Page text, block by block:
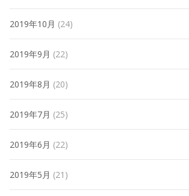
2019年10月 (24)
2019年9月 (22)
2019年8月 (20)
2019年7月 (25)
2019年6月 (22)
2019年5月 (21)